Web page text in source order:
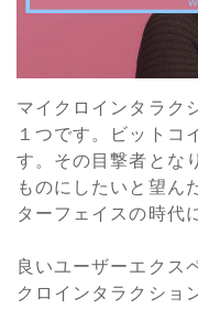
マイクロインタラク
１つです。ビットコ
す。その目撃者とな
ものにしたいと望ん
ターフェイスの時代
良いユーザーエクス
クロインタラクショ